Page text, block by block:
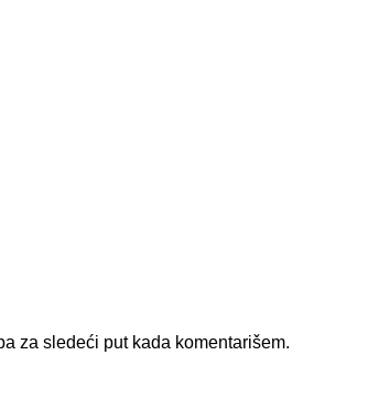
za sledeći put kada komentarišem.